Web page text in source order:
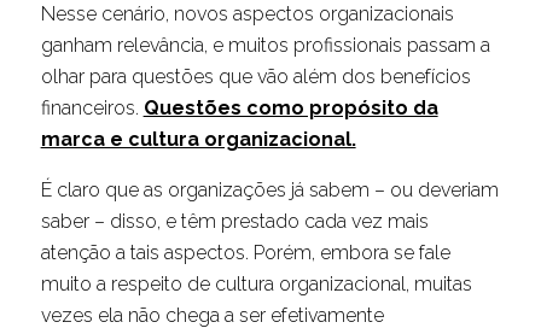
Nesse cenário, novos aspectos organizacionais
ganham relevância, e muitos profissionais passam a
olhar para questões que vão além dos benefícios
financeiros. Questões como propósito da
marca e cultura organizacional.
É claro que as organizações já sabem – ou deveriam
saber – disso, e têm prestado cada vez mais
atenção a tais aspectos. Porém, embora se fale
muito a respeito de cultura organizacional, muitas
vezes ela não chega a ser efetivamente